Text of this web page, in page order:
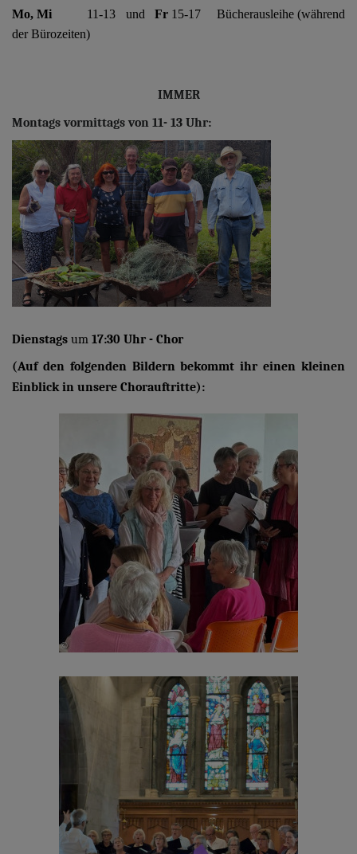
Mo, Mi 11-13 und Fr15-17 Bücherausleihe (während
der Bürozeiten)
IMMER
Montags vormittags von 11- 13 Uhr:
Dienstags um 17:30 Uhr - Chor
(Auf den folgenden Bildern bekommt ihr einen kleinen
Einblick in unsere Chorauftritte):